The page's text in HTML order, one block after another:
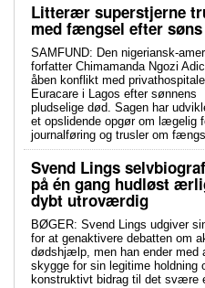
Litterær superstjerne
med fængsel efter
SAMFUND: Den nigeriansk-
forfatter Chimamanda Ngozi
åben konflikt med
Euracare i Lagos efter sønnens
pludselige død. Sagen har
et opslidende opgør om lægelig
journalføring og trusler om
Svend Lings
på én gang hudløst
dybt utroværdig
BØGER: Svend Lings udgiver
for at genaktivere debatten om
dødshjælp, men han ender med
skygge for sin legitime holdning
konstruktivt bidrag til det svære